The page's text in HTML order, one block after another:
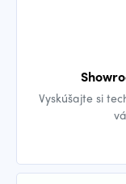
Vyskúšajte si